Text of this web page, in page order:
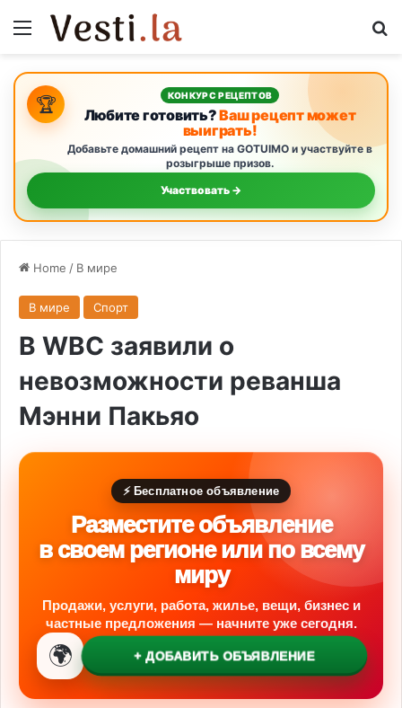
Menu
🏆 КОНКУРС РЕЦЕПТОВ
Любите готовить?Ваш рецепт может
выиграть!
Добавьте домашний рецепт на GOTUIMO и участвуйте в
розыгрыше призов.
Участвовать →
Home / В мире
В мире Спорт
В WBC заявили о
невозможности реванша
Мэнни Пакьяо
⚡ Бесплатное объявление
Разместите объявление
в своем регионе или по всему
миру
Продажи, услуги, работа, жилье, вещи, бизнес и
частные предложения — начните уже сегодня.
🌍 + ДОБАВИТЬ ОБЪЯВЛЕНИЕ